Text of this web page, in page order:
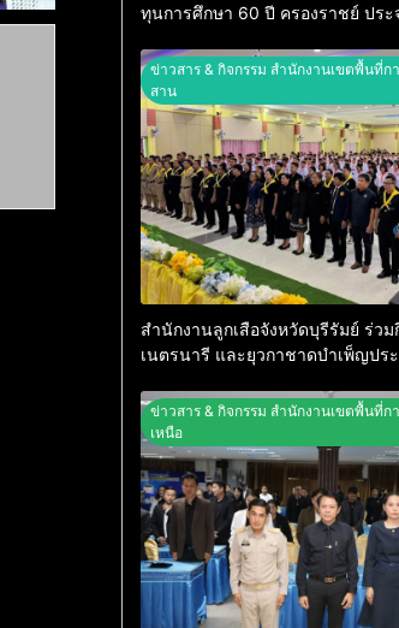
ทุนการศึกษา 60 ปี ครองราชย์ ประ
ข่าวสาร & กิจกรรม สำนักงานเขตพื้นที่ก
สาน
สำนักงานลูกเสือจังหวัดบุรีรัมย์ ร่วม
เนตรนารี และยุวกาชาดบำเพ็ญประ
ข่าวสาร & กิจกรรม สำนักงานเขตพื้นที่ก
เหนือ